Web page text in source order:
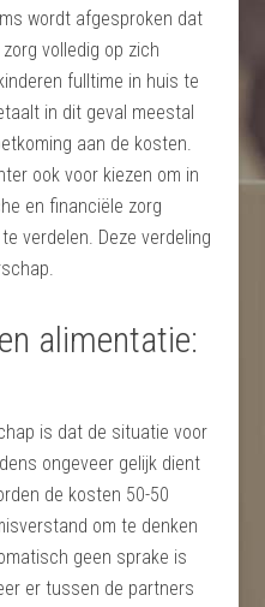
wordt afgesproken dat
volledig op zich
fulltime in huis te
in dit geval meestal
aan de kosten.
ook voor kiezen om in
en financiële zorg
verdelen. Deze verdeling
alimentatie:
is dat de situatie voor
ongeveer gelijk dient
de kosten 50-50
om te denken
geen sprake is
er tussen de partners